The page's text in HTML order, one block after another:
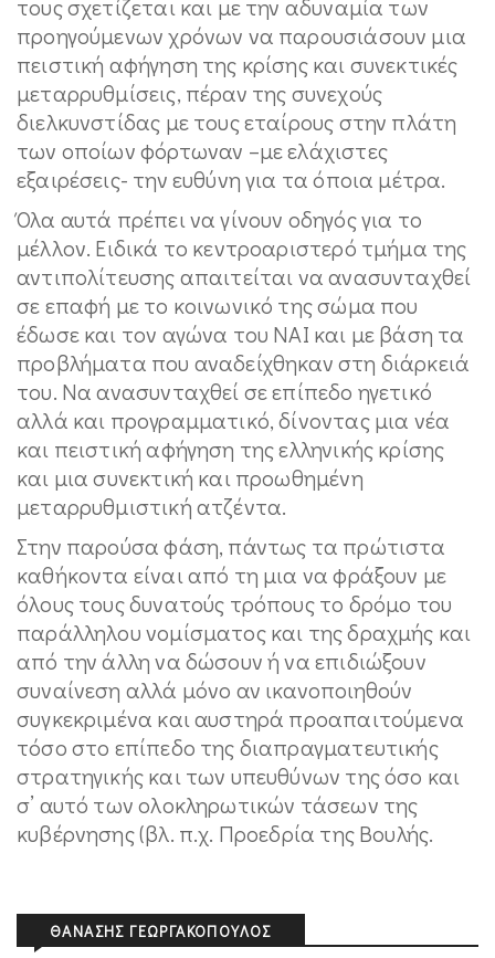
τους σχετίζεται και με την αδυναμία των
προηγούμενων χρόνων να παρουσιάσουν μια
πειστική αφήγηση της κρίσης και συνεκτικές
μεταρρυθμίσεις, πέραν της συνεχούς
διελκυνστίδας με τους εταίρους στην πλάτη
των οποίων φόρτωναν –με ελάχιστες
εξαιρέσεις- την ευθύνη για τα όποια μέτρα.
Όλα αυτά πρέπει να γίνουν οδηγός για το
μέλλον. Ειδικά το κεντροαριστερό τμήμα της
αντιπολίτευσης απαιτείται να ανασυνταχθεί
σε επαφή με το κοινωνικό της σώμα που
έδωσε και τον αγώνα του ΝΑΙ και με βάση τα
προβλήματα που αναδείχθηκαν στη διάρκειά
του. Να ανασυνταχθεί σε επίπεδο ηγετικό
αλλά και προγραμματικό, δίνοντας μια νέα
και πειστική αφήγηση της ελληνικής κρίσης
και μια συνεκτική και προωθημένη
μεταρρυθμιστική ατζέντα.
Στην παρούσα φάση, πάντως τα πρώτιστα
καθήκοντα είναι από τη μια να φράξουν με
όλους τους δυνατούς τρόπους το δρόμο του
παράλληλου νομίσματος και της δραχμής και
από την άλλη να δώσουν ή να επιδιώξουν
συναίνεση αλλά μόνο αν ικανοποιηθούν
συγκεκριμένα και αυστηρά προαπαιτούμενα
τόσο στο επίπεδο της διαπραγματευτικής
στρατηγικής και των υπευθύνων της όσο και
σ’ αυτό των ολοκληρωτικών τάσεων της
κυβέρνησης (βλ. π.χ. Προεδρία της Βουλής.
ΘΑΝΆΣΗΣ ΓΕΩΡΓΑΚΌΠΟΥΛΟΣ